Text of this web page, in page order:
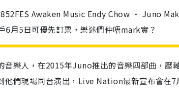
Awaken Music Endy Chow • Juno
6月5日可優先訂票，樂迷們仲唔mark實？
樂人，在2015年Juno推出的音樂四部曲，壓
他們現場同台演出，Live Nation最新宣布會在7